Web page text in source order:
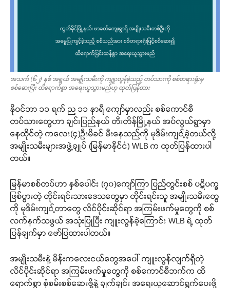
အသက် (၆၂) နှစ် အရွယ် အမျိုးသမီးကို ကျူးလွန်ခဲ့သည့် တပ်သားကို စစ်တရားရုံးမှ
စစ်ဆေးပြီး ထိရောက်စွာ အရေးယူသွားမည်ဟု ထုတ်ပြန်ထား
နိုဝင်ဘာ ၁၁ ရက် ည ၁၁ နာရီ ကျော်မှာလည်း စစ်ကောင်စီ
တပ်သားတွေဟာ ချင်းပြည်နယ် တီးတိန်မြို့နယ် အပ်လွယ်ရွာမှာ
နေထိုင်တဲ့ ကလေး(၄)ဦးမိခင် မီးနေသည်ကို မုဒိမ်းကျင့်ခဲ့တယ်လို့
အမျိုးသမီးများအဖွဲ့ချုပ် (မြန်မာနိုင်ငံ) WLB က ထုတ်ပြန်ထားပါ
တယ်။
မြန်မာစစ်တပ်ဟာ နှစ်ပေါင်း (၇၀)ကျော်ကြာ ပြည်တွင်းစစ် ပဋိပက္ခ
ဖြစ်ပွားတဲ့ တိုင်းရင်းသားဒေသတွေမှာ တိုင်းရင်းသူ အမျိုးသမီးတွေ
ကို မုဒိမ်းကျင့်တာတွေ လိင်ပိုင်းဆိုင်ရာ အကြမ်းဖက်မှုတွေကို စစ်
လက်နက်သဖွယ် အသုံးပြုပြီး ကျူးလွန်ခဲ့ကြောင်း WLB ရဲ့ ထုတ်
ပြန်ချက်မှာ ဖော်ပြထားပါတယ်။
အမျိုးသမီးနဲ့ မိန်းကလေးငယ်တွေအပေါ် ကျူးလွန်လျက်ရှိတဲ့
လိင်ပိုင်းဆိုင်ရာ အကြမ်းဖက်မှုတွေကို စစ်ကောင်စီဘက်က ထိ
ရောက်စွာ စုံစမ်းစစ်ဆေးဖို့နဲ့ ချက်ချင်း အရေးယူဆောင်ရွက်ပေးဖို့